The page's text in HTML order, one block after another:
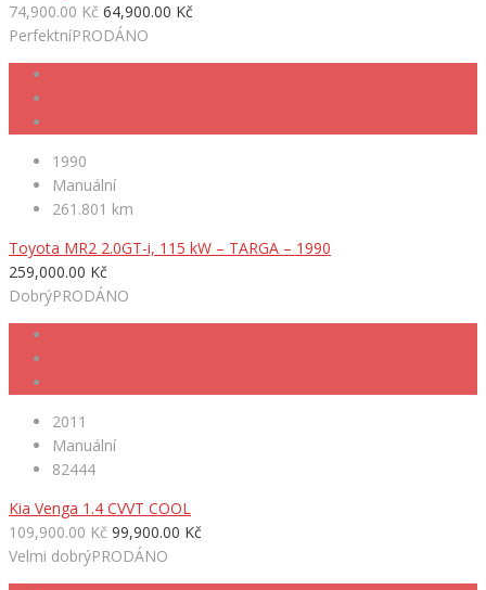
74,900.00 Kč 64,900.00 Kč
PerfektníPRODÁNO
1990
Manuální
261.801 km
Toyota MR2 2.0GT-i, 115 kW – TARGA – 1990
259,000.00 Kč
DobrýPRODÁNO
2011
Manuální
82444
Kia Venga 1.4 CVVT COOL
109,900.00 Kč 99,900.00 Kč
Velmi dobrýPRODÁNO